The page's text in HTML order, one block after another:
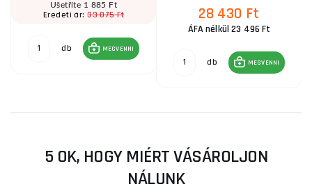
Ušetříte 1 885 Ft
Eredeti ár:33 075 Ft
db MEGVENNI
28 430 Ft
ÁFA nélkül 23 496 Ft
db MEGVENNI
5 OK, HOGY MIÉRT VÁSÁROLJON
NÁLUNK